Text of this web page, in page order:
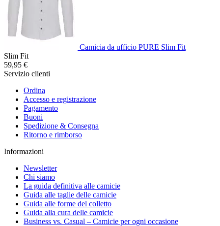
Camicia da ufficio PURE Slim Fit
Slim Fit
59,95 €
Servizio clienti
Ordina
Accesso e registrazione
Pagamento
Buoni
Spedizione & Consegna
Ritorno e rimborso
Informazioni
Newsletter
Chi siamo
La guida definitiva alle camicie
Guida alle taglie delle camicie
Guida alle forme del colletto
Guida alla cura delle camicie
Business vs. Casual – Camicie per ogni occasione